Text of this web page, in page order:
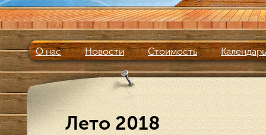
О нас Новости Стоимость
Лето 2018